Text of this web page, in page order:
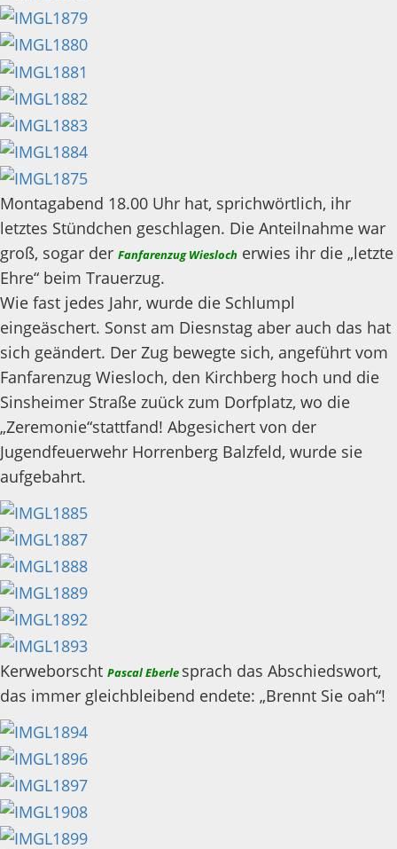
Montagabend 18.00 Uhr hat, sprichwörtlich, ihr
letztes Stündchen geschlagen. Die Anteilnahme war
groß, sogar der Fanfarenzug Wiesloch erwies ihr die „letzte
Ehre“ beim Trauerzug.
Wie fast jedes Jahr, wurde die Schlumpl
eingeäschert. Sonst am Diesnstag aber auch das hat
sich geändert. Der Zug bewegte sich, angeführt vom
Fanfarenzug Wiesloch, den Kirchberg hoch und die
Sinsheimer Straße zuück zum Dorfplatz, wo die
„Zeremonie“stattfand! Abgesichert von der
Jugendfeuerwehr Horrenberg Balzfeld, wurde sie
aufgebahrt.
Kerweborscht Pascal Eberle sprach das Abschiedswort,
das immer gleichbleibend endete: „Brennt Sie oah“!